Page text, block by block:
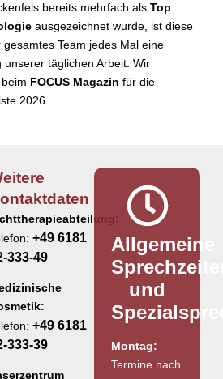
bereits mehrfach als Top
ausgezeichnet wurde, ist diese
Team jedes Mal eine
täglichen Arbeit. Wir
FOCUS Magazin für die
2026.
+49 6181
333-49
+49 6181
333-39
Allgemeine
und
Montag:
Termine nach